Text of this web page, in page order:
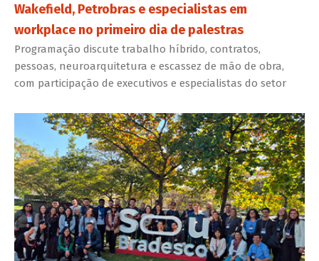
Wakefield, Petrobras e especialistas em
workplace no primeiro dia de palestras
Programação discute trabalho híbrido, contratos,
pessoas, neuroarquitetura e escassez de mão de obra,
com participação de executivos e especialistas do setor